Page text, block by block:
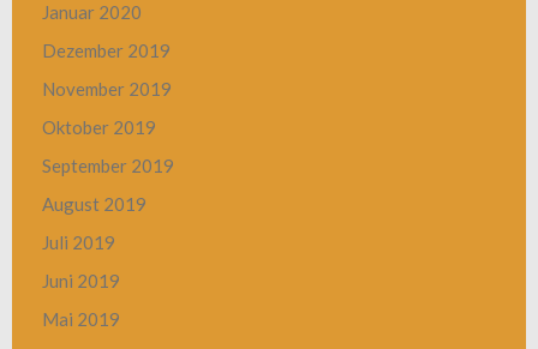
Januar 2020
Dezember 2019
November 2019
Oktober 2019
September 2019
August 2019
Juli 2019
Juni 2019
Mai 2019